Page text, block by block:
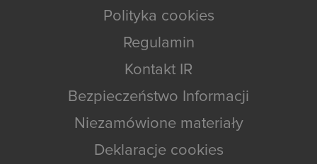
Polityka cookies
Regulamin
Kontakt IR
Bezpieczeństwo Informacji
Niezamówione materiały
Deklaracje cookies